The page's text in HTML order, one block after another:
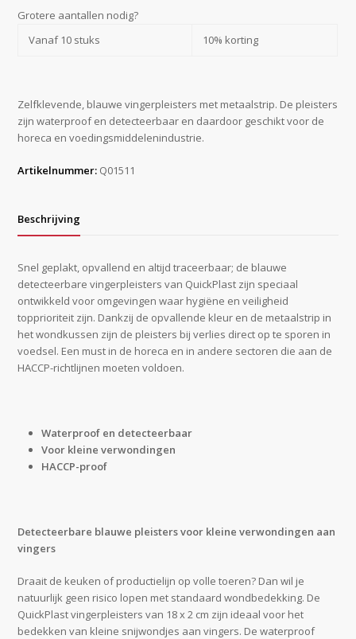
18
Grotere aantallen nodig?
Vanaf 10 stuks
10% korting
Zelfklevende, blauwe vingerpleisters met metaalstrip. De pleisters
zijn waterproof en detecteerbaar en daardoor geschikt voor de
horeca en voedingsmiddelenindustrie.
Artikelnummer: Q01511
Beschrijving
Snel geplakt, opvallend en altijd traceerbaar; de blauwe
detecteerbare vingerpleisters van QuickPlast zijn speciaal
ontwikkeld voor omgevingen waar hygiëne en veiligheid
topprioriteit zijn. Dankzij de opvallende kleur en de metaalstrip in
het wondkussen zijn de pleisters bij verlies direct op te sporen in
voedsel. Een must in de horeca en in andere sectoren die aan de
HACCP-richtlijnen moeten voldoen.
Waterproof en detecteerbaar
Voor kleine verwondingen
HACCP-proof
Detecteerbare blauwe pleisters voor kleine verwondingen aan
vingers
Draait de keuken of productielijn op volle toeren? Dan wil je
natuurlijk geen risico lopen met standaard wondbedekking. De
QuickPlast vingerpleisters van 18 x 2 cm zijn ideaal voor het
bedekken van kleine snijwondjes aan vingers. De waterproof